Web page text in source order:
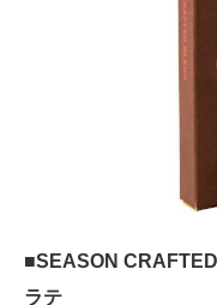
■SEASON
ラテ